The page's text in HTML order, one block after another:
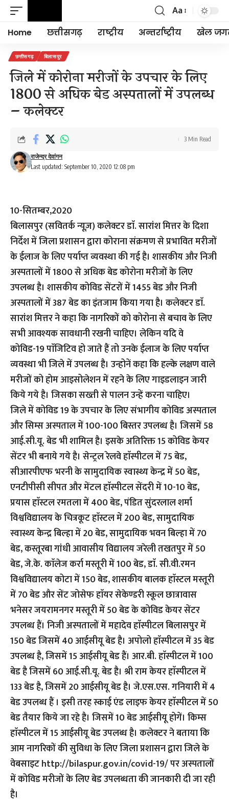
Font
Resizer
Aa
Home छत्तीसगढ़ राष्ट्रीय अन्तर्राष्ट्रीय खेल
छत्तीसगढ़ बिलासपुर
जिले में कोरोना मरीजों के उपचार के लिए
1800 से अधिक बेड अस्पतालों में उपलब्ध
– कलेक्टर
Last updated: September 10, 2020 12:08 pm
राजेन्द्र देवांगन
3 Min Read
10-सितम्बर,2020
बिलासपुर (सवितर्क न्यूज़)कलेक्टर डाॅ. सारांश मित्तर के दिशा
निर्देश में जिला प्रशासन द्वारा कोराना संक्रमण से प्रभावित मरीजों
के ईलाज के लिए पर्याप्त व्यवस्था की गई है। शासकीय और निजी
अस्पतालों में 1800 से अधिक बेड कोरोना मरीजों के लिए
उपलब्ध है। शासकीय कोविड सेंटरों में 1455 बेड और निजी
अस्पतालों में 387 बेड का इंतजाम किया गया है। कलेक्टर डाॅ.
सारांश मित्तर ने कहा कि नागरिकों को कोरोना से बचाव के लिए
सभी आवश्यक सावधानी रखनी चाहिए। लेकिन यदि वे
कोविड-19 पाॅजिटिव हो जाते हैं तो उनके ईलाज के लिए पर्याप्त
व्यवस्था भी जिले में उपलब्ध है। उन्होनें कहा कि हल्के लक्षण वाले
मरीजों को होम आइसोलेशन में रहने के लिए गाइडलाइन जारी
किये गये है। जिसका सख्ती से पालन उन्हें करना चाहिए।
जिले में कोविड 19 के उपचार के लिए संभागीय कोविड अस्पताल
और सिम्स अस्पताल में 100-100 बिस्तर उपलब्ध है। जिसमें 58
आई.सी.यू. बेड भी शामिल है। इसके अतिरिक्त 15 कोविड केयर
सेंटर भी बनाये गये है। सेन्ट्रल रेलवे हाॅस्पीटल में 75 बेड,
सीआरपीएफ भरनी के सामुदायिक स्वास्थ्य केन्द्र में 50 बेड,
एनटीपीसी सीपत और मेंटल हाॅस्पीटल सेंदरी में 10-10 बेड,
प्रयास हाॅस्टल रमतला में 400 बेड, पंडित सुंदरलाल शर्मा
विश्वविद्यालय के चित्रकूट हाॅस्टल में 200 बेड, सामुदायिक
स्वास्थ्य केन्द्र बिल्हा में 20 बेड, सामुदायिक भवन बिल्हा में 70
बेड, कस्तूरबा गांधी आवासीय विद्यालय जरेली तखतपुर में 50
बेड, जे.के. काॅलेज कर्रा मस्तूरी में 100 बेड, डाॅ. सी.वी.रमन
विश्वविद्यालय कोटा में 150 बेड, शासकीय बालक हाॅस्टल मस्तूरी
में 70 बेड और सेंट जोसेफ हाॅयर सेकेण्डरी स्कूल छात्रावास
भनेसर जयरामनगर मस्तूरी में 50 बेड के कोविड केयर सेंटर
उपलब्ध हैं। निजी अस्पतालों में महादेव हाॅस्पीटल बिलासपुर में
150 बेड जिसमें 40 आईसीयू बेड है। अपोलो हाॅस्पीटल में 35 बेड
उपलब्ध है, जिसमें 15 आईसीयू बेड हैं। आर.बी. हाॅस्पीटल में 100
बेड है जिसमें 60 आई.सी.यू. बेड है। श्री राम केयर हाॅस्पीटल में
133 बेड है, जिसमें 20 आईसीयू बेड है। जे.एस.एस. गनियारी में 4
बेड उपलब्ध हैं । इसी तरह स्काई एंड लाइफ केयर हाॅस्पीटल में 50
बेड तैयार किये जा रहे है। जिसमें 10 बेड आईसीयू होगें। किम्स
हाॅस्पीटल में 15 आईसीयू बेड उपलब्ध है। कलेक्टर ने बताया कि
आम नागरिकों की सुविधा के लिए जिला प्रशासन द्वारा जिले के
वेबसाइट http://bilaspur.gov.in/covid-19/ पर अस्पतालों
में कोविड मरीजों के लिए बेड उपलब्धता की जानकारी दी जा रही
है।